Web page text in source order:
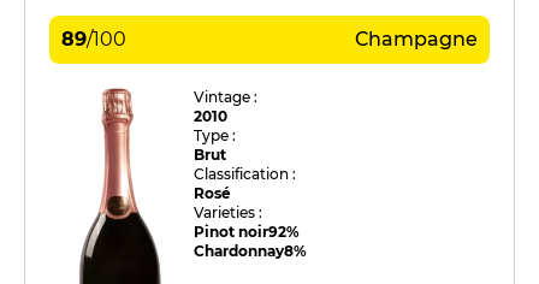
89/100 Champagne
Vintage :
2010
Type :
Brut
Classification :
Rosé
Varieties :
Pinot noir92%
Chardonnay8%